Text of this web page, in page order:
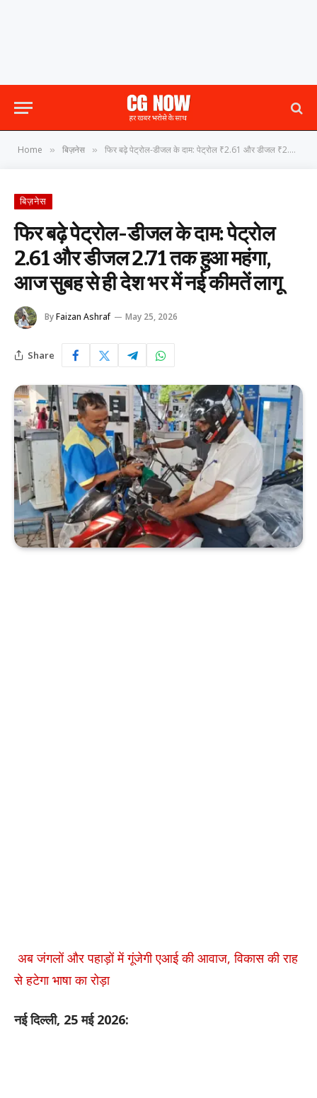
Home » बिज़नेस » फिर बढ़े पेट्रोल-डीजल के दाम: पेट्रोल ₹2.61 और डीजल ₹2.71 तक हुआ महंगा, आज सुबह से ही देश भर में नई कीमतें लागू
बिज़नेस
फिर बढ़े पेट्रोल-डीजल के दाम: पेट्रोल
₹2.61 और डीजल ₹2.71 तक हुआ महंगा,
आज सुबह से ही देश भर में नई कीमतें लागू
ByFaizan Ashraf May 25, 2026
Share
अब जंगलों और पहाड़ों में गूंजेगी एआई की आवाज, विकास की राह
से हटेगा भाषा का रोड़ा
नई दिल्ली, 25 मई 2026: